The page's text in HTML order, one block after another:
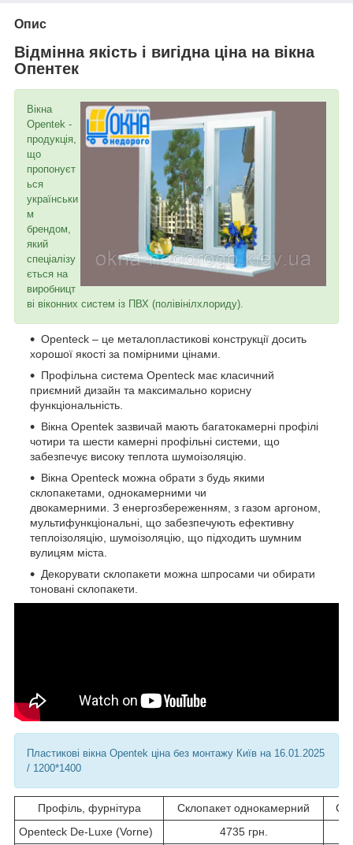
Опис
Відмінна якість і вигідна ціна на вікна
Опентек
Вікна
Opentek -
продукція,
що
пропонуєт
ься
українськи
м
брендом,
який
спеціалізу
ється на
виробницт
ві віконних систем із ПВХ (полівінілхлориду).
Openteck – це металопластикові конструкції досить
хорошої якості за помірними цінами.
Профільна система Openteck має класичний
приємний дизайн та максимально корисну
функціональність.
Вікна Opentek зазвичай мають багатокамерні профілі
чотири та шести камерні профільні системи, що
забезпечує високу теплота шумоізоляцію.
Вікна Openteck можна обрати з будь якими
склопакетами, однокамерними чи
двокамерними. З енергозбереженням, з газом аргоном,
мультифункціональні, що забезпечують ефективну
теплоізоляцію, шумоізоляцію, що підходить шумним
вулицям міста.
Декорувати склопакети можна шпросами чи обирати
тоновані склопакети.
Пластикові вікна Opentek ціна без монтажу Київ на 16.01.2025
/ 1200*1400
Профіль, фурнітура Склопакет однокамерний
Openteck De-Luxe (Vorne)
4735 грн.